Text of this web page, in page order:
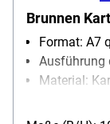
Brunnen
Format: A7
Ausführung
Material: